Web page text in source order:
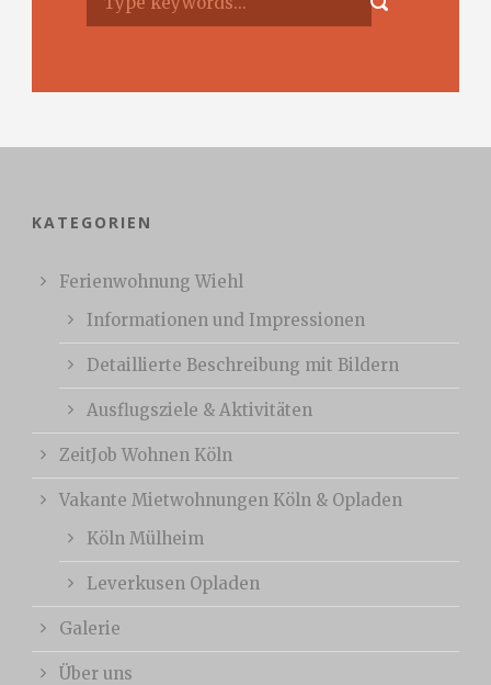
KATEGORIEN
Ferienwohnung Wiehl
Informationen und Impressionen
Detaillierte Beschreibung mit Bildern
Ausflugsziele & Aktivitäten
ZeitJob Wohnen Köln
Vakante Mietwohnungen Köln & Opladen
Köln Mülheim
Leverkusen Opladen
Galerie
Über uns